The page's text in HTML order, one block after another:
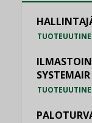
SYSTEMAIR